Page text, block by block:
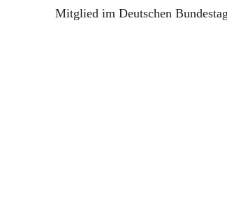
Mitglied im Deutschen Bundestag